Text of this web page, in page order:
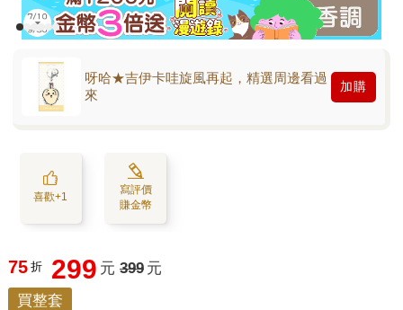
呀哈★吉伊卡哇旋風再起，精選周邊看過
來
加購
喜歡+1
寫評價
賺金幣
75 折 299 元 399 元
買整套